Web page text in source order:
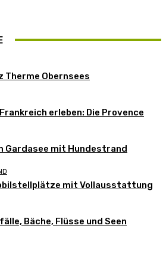
Therme Obernsees
erleben: Die Provence
Gardasee mit Hundestrand
mit Vollausstattung
Bäche, Flüsse und Seen